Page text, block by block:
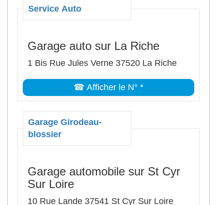
Service Auto
Garage auto sur La Riche
1 Bis Rue Jules Verne 37520 La Riche
☎ Afficher le N° *
Garage Girodeau-
blossier
Garage automobile sur St Cyr
Sur Loire
10 Rue Lande 37541 St Cyr Sur Loire